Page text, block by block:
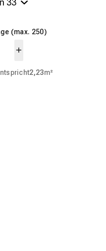
(max. 250)
2,23m²